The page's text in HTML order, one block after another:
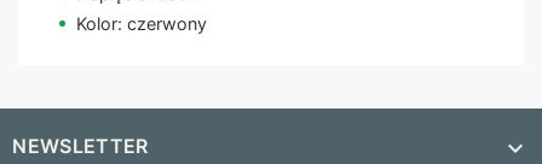
Kolor: czerwony
NEWSLETTER 